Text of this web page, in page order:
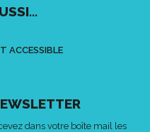
ACCESSIBLE
dans votre boîte mail les